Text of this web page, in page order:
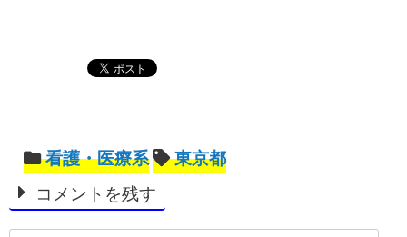
看護・医療系
東京都
コメントを残す